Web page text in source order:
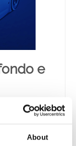
About
e
fuori terra
efficiente e
ore. Grazie
delle